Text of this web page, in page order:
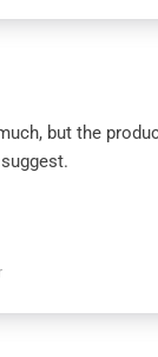
but the